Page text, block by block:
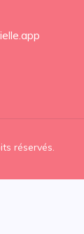
réservés.